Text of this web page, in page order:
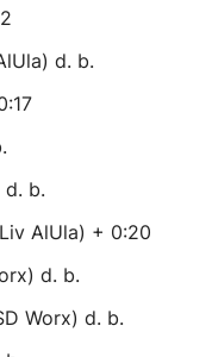
d. b.
d. b.
AlUla) + 0:20
d. b.
Worx) d. b.